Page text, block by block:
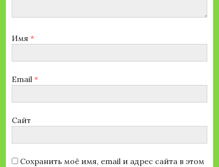
Имя *
Email *
Сайт
Сохранить моё имя, email и адрес сайта в этом